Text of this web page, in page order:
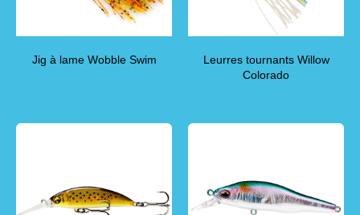
Jig à lame Wobble Swim
Leurres tournants Willow
Colorado